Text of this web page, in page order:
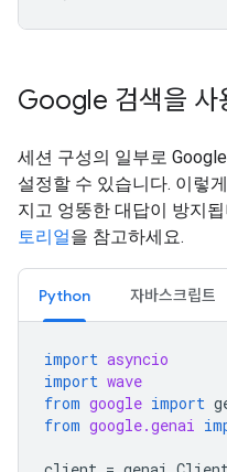
Google 검색을 사
세션 구성의 일부로
설정할 수 있습니다. 이렇
지고 엉뚱한 대답이 방지
토리얼을 참고하세요.
Python 자바스크립트
import asyncio
import wave
from google import
from google.genai